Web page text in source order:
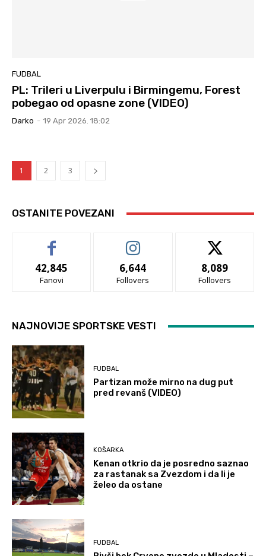
FUDBAL
PL: Trileri u Liverpulu i Birmingemu, Forest
pobegao od opasne zone (VIDEO)
Darko - 19 Apr 2026. 18:02
1 2 3
OSTANITE POVEZANI
42,845
Fanovi
6,644
Follovers
8,089
Follovers
NAJNOVIJE SPORTSKE VESTI
FUDBAL
Partizan može mirno na dug put
pred revanš (VIDEO)
KOŠARKA
Kenan otkrio da je posredno saznao
za rastanak sa Zvezdom i da li je
želeo da ostane
FUDBAL